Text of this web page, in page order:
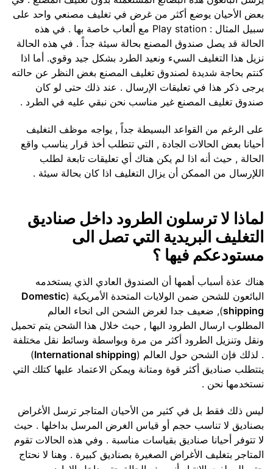
بعض الأحيان يوضع أكثر من غرض في تغليف مصنعي واحد على
سبيل المثال : Play station مع ألعاب خاصة بها . في هذه
الحالة قد يصل صندوق المصنع بحالة سيئة جداً . في هذه الحالة
نزيل هذا التغليف السيء ونعيد الطرد بشكل جيد وقوي. أما اذا
كنتم بحاجة شديدة لصندوق تغليف المصنع بغض النظر عن حالته
يرجى ذكر هذا في تعليقات الإرسال . عند ذلك حتى لو كان
صندوق تغليف المصنع غير مناسب نحن نبقي عليه في الطرد .
على الرغم من القواعد البسيطة جداً , يواجه موظف التغليف
أحيانا بعض الحالات الجادة , التي تتطلب أخذ قرار يناسب واقع
الحالة , حيث أنه اذا لم يكن هناك أي تعليقات تابعة لطلب
اللإرسال من الممكن أن يزال التغليف اذا كان بحالة سيئة .
لماذا لا ترسلون الطرود داخل صناديق
التغليف البريدية التي تصل الى
مستودعكم فيها ؟
هناك عذة أسباب أهمها أن الصندوق العادي الذي يستخدمه
البائعون للشحن ضمن الولايات المتحدة الأمريكية (Domestic
shipping), ضعيف جدا لغرض الشحن الى انحاء العالم
المطلوب ارسال الطرود اليها , حيث خلال هذا الشحن يتم تحميل
ونقل وتنزيل الطرود أكثر من مرة وبواسطة وسائط نقل مختلفة
. لذلك فإن الشحن حول العالم (International shipping
)
يتتطلب صناديق أكثر قوة ومتانة ويمكن الاعتماد عليها كتلك التي
نستخدمها نحن .
ليس ذلك فقط بل في كثير من الأحيان المتاجر ترسل الأغراض
بصناديق لا تناسب حجم أو قياس الغرض المرسل بداخلها . حيث
لا تتوفر أحيانا صناديق بقياسات مناسبة . وفي هذه الحالات تقوم
المتاجر بتغليف الأغراض الصغيرة بصناديق كبيرة . وهنا لا نحتاج